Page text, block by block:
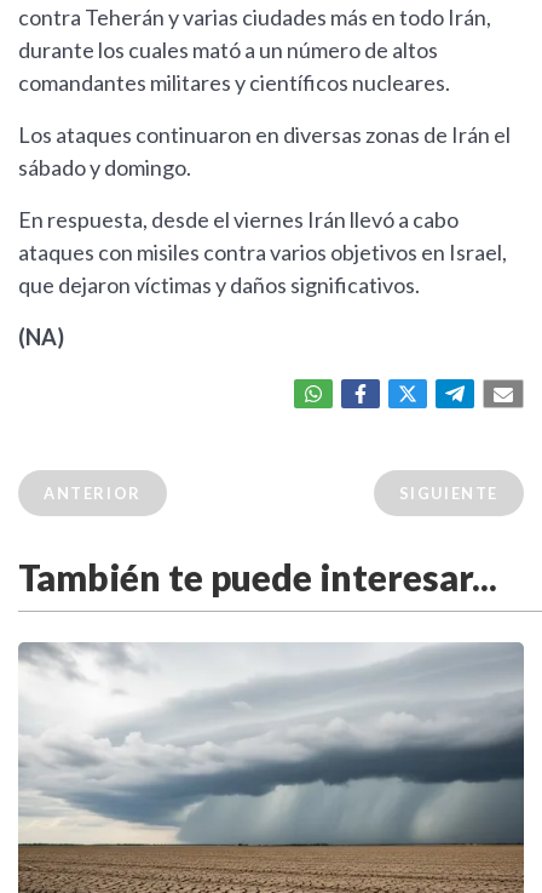
contra Teherán y varias ciudades más en todo Irán,
durante los cuales mató a un número de altos
comandantes militares y científicos nucleares.
Los ataques continuaron en diversas zonas de Irán el
sábado y domingo.
En respuesta, desde el viernes Irán llevó a cabo
ataques con misiles contra varios objetivos en Israel,
que dejaron víctimas y daños significativos.
(NA)
ANTERIOR SIGUIENTE
También te puede interesar...